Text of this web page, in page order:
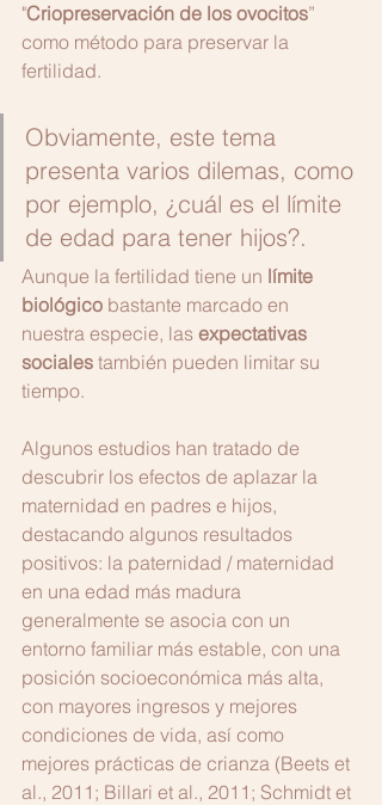
"Criopreservación de los ovocitos”
como método para preservar la
fertilidad.
Obviamente, este tema
presenta varios dilemas, como
por ejemplo, ¿cuál es el límite
de edad para tener hijos?.
Aunque la fertilidad tiene un límite
biológico bastante marcado en
nuestra especie, las expectativas
sociales también pueden limitar su
tiempo.
Algunos estudios han tratado de
descubrir los efectos de aplazar la
maternidad en padres e hijos,
destacando algunos resultados
positivos: la paternidad / maternidad
en una edad más madura
generalmente se asocia con un
entorno familiar más estable, con una
posición socioeconómica más alta,
con mayores ingresos y mejores
condiciones de vida, así como
mejores prácticas de crianza (Beets et
al., 2011; Billari et al., 2011; Schmidt et